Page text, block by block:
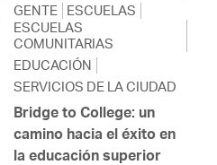
GENTE
ESCUELAS
ESCUELAS
COMUNITARIAS
EDUCACIÓN
SERVICIOS DE LA CIUDAD
Bridge to College: un
camino hacia el éxito en
la educación superior